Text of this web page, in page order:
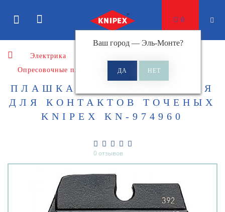
Ваш город — Эль-Монте?
0
Электрика
Опресовочные плашки
ПЛАШКА ОПРЕССОВОЧНАЯ
ДЛЯ КОНТАКТОВ ТОЧЕНЫХ
KNIPEX KN-974960
0 отзывов